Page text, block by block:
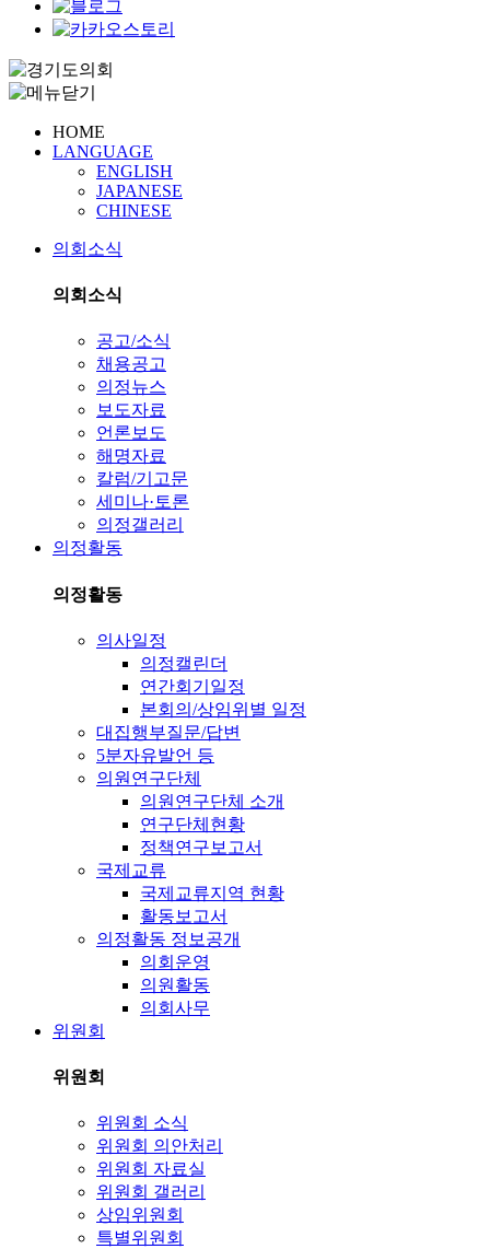
HOME
LANGUAGE
ENGLISH
JAPANESE
CHINESE
의회소식
의회소식
공고/소식
채용공고
의정뉴스
보도자료
언론보도
해명자료
칼럼/기고문
세미나·토론
의정갤러리
의정활동
의정활동
의사일정
의정캘린더
연간회기일정
본회의/상임위별 일정
대집행부질문/답변
5분자유발언 등
의원연구단체
의원연구단체 소개
연구단체현황
정책연구보고서
국제교류
국제교류지역 현황
활동보고서
의정활동 정보공개
의회운영
의원활동
의회사무
위원회
위원회
위원회 소식
위원회 의안처리
위원회 자료실
위원회 갤러리
상임위원회
특별위원회